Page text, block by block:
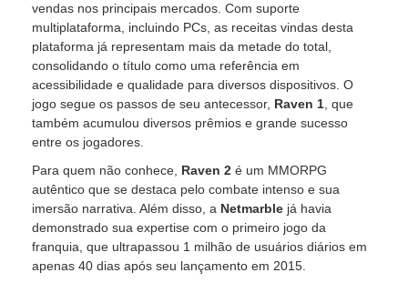
vendas nos principais mercados. Com suporte
multiplataforma, incluindo PCs, as receitas vindas desta
plataforma já representam mais da metade do total,
consolidando o título como uma referência em
acessibilidade e qualidade para diversos dispositivos. O
jogo segue os passos de seu antecessor, Raven 1 , que
também acumulou diversos prêmios e grande sucesso
entre os jogadores.
Para quem não conhece, Raven 2 é um MMORPG
autêntico que se destaca pelo combate intenso e sua
imersão narrativa. Além disso, a Netmarble já havia
demonstrado sua expertise com o primeiro jogo da
franquia, que ultrapassou 1 milhão de usuários diários em
apenas 40 dias após seu lançamento em 2015.